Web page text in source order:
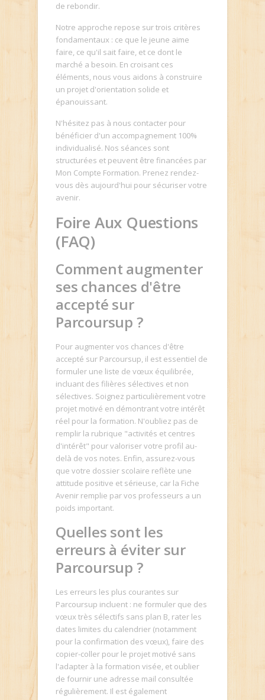
de rebondir.
Notre approche repose sur trois critères
fondamentaux : ce que le jeune aime
faire, ce qu'il sait faire, et ce dont le
marché a besoin. En croisant ces
éléments, nous vous aidons à construire
un projet d'orientation solide et
épanouissant.
N'hésitez pas à nous contacter pour
bénéficier d'un accompagnement 100%
individualisé. Nos séances sont
structurées et peuvent être financées par
Mon Compte Formation. Prenez rendez-
vous dès aujourd'hui pour sécuriser votre
avenir.
Foire Aux Questions
(FAQ)
Comment augmenter
ses chances d'être
accepté sur
Parcoursup ?
Pour augmenter vos chances d'être
accepté sur Parcoursup, il est essentiel de
formuler une liste de vœux équilibrée,
incluant des filières sélectives et non
sélectives. Soignez particulièrement votre
projet motivé en démontrant votre intérêt
réel pour la formation. N'oubliez pas de
remplir la rubrique "activités et centres
d'intérêt" pour valoriser votre profil au-
delà de vos notes. Enfin, assurez-vous
que votre dossier scolaire reflète une
attitude positive et sérieuse, car la Fiche
Avenir remplie par vos professeurs a un
poids important.
Quelles sont les
erreurs à éviter sur
Parcoursup ?
Les erreurs les plus courantes sur
Parcoursup incluent : ne formuler que des
vœux très sélectifs sans plan B, rater les
dates limites du calendrier (notamment
pour la confirmation des vœux), faire des
copier-coller pour le projet motivé sans
l'adapter à la formation visée, et oublier
de fournir une adresse mail consultée
régulièrement. Il est également